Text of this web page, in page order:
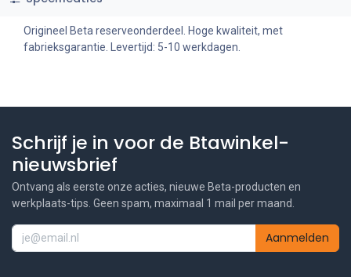
Origineel Beta reserveonderdeel. Hoge kwaliteit, met
fabrieksgarantie. Levertijd: 5-10 werkdagen.
Schrijf je in voor de Btawinkel-
nieuwsbrief
Ontvang als eerste onze acties, nieuwe Beta-producten en
werkplaats-tips. Geen spam, maximaal 1 mail per maand.
Aanmelden